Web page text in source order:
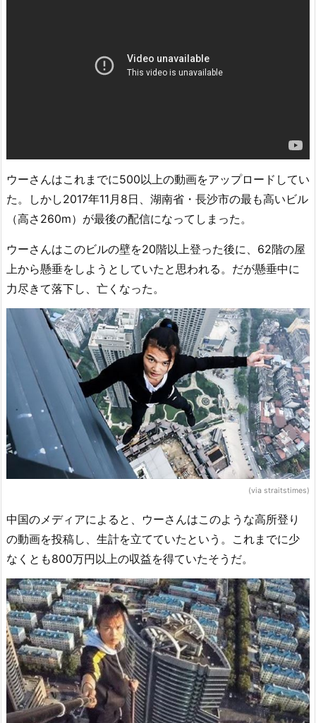
ウーさんはこれまでに500以上の動画をアップロードしてい
た。しかし2017年11月8日、湖南省・長沙市の最も高いビル
（高さ260m）が最後の配信になってしまった。
ウーさんはこのビルの壁を20階以上登った後に、62階の屋
上から懸垂をしようとしていたと思われる。だが懸垂中に
力尽きて落下し、亡くなった。
(via straitstimes)
中国のメディアによると、ウーさんはこのような高所登り
の動画を投稿し、生計を立てていたという。これまでに少
なくとも800万円以上の収益を得ていたそうだ。